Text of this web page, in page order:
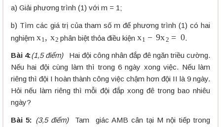
a) Giải phương trình (1) với m = 1;
b) Tìm các giá trị của tham số m để phương trình (1) có hai
nghiệm
phân biệt thỏa điều kiện 9x .
Bài 4:(1,5 điểm) Hai đội công nhân đắp đê ngăn triều cường.
Nếu hai đội cùng làm thì trong 6 ngày xong việc. Nếu làm
riêng thì đội I hoàn thành công việc chậm hơn đội II là 9 ngày.
Hỏi nếu làm riêng thì mỗi đội đắp xong đê trong bao nhiêu
ngày?
Bài 5: (3,5 điểm) Tam giác AMB cân tại M nội tiếp trong